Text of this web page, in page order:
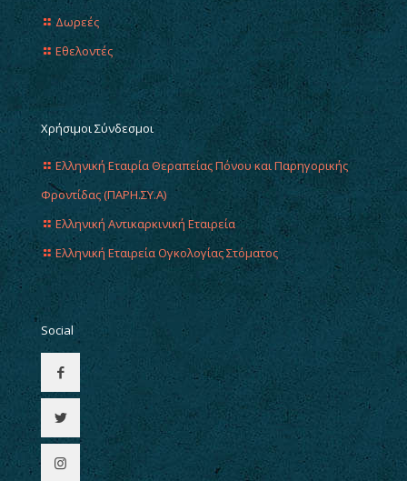
Δωρεές
Εθελοντές
Χρήσιμοι Σύνδεσμοι
Ελληνική Εταιρία Θεραπείας Πόνου και Παρηγορικής
Φροντίδας (ΠΑΡΗ.ΣΥ.Α)
Ελληνική Αντικαρκινική Εταιρεία
Ελληνική Εταιρεία Ογκολογίας Στόματος
Social